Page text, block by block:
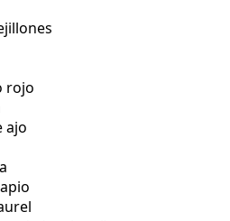
rojo
ajo